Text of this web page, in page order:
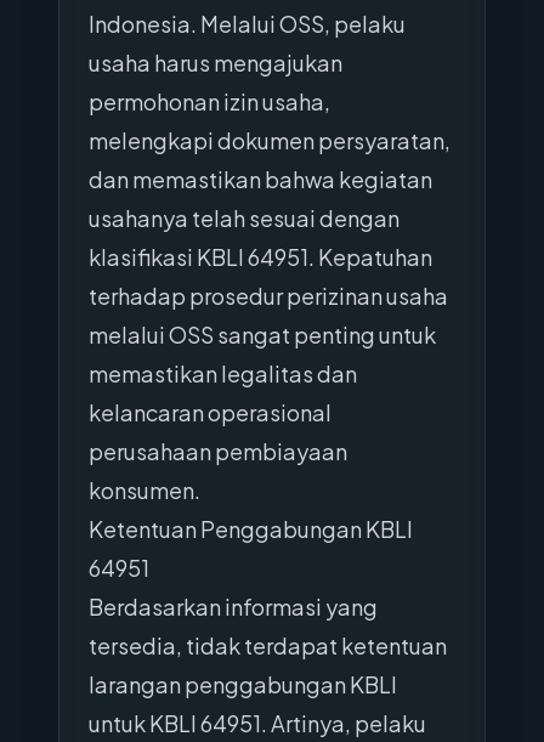
Indonesia. Melalui OSS, pelaku
usaha harus mengajukan
permohonan izin usaha,
melengkapi dokumen persyaratan,
dan memastikan bahwa kegiatan
usahanya telah sesuai dengan
klasifikasi KBLI 64951. Kepatuhan
terhadap prosedur perizinan usaha
melalui OSS sangat penting untuk
memastikan legalitas dan
kelancaran operasional
perusahaan pembiayaan
konsumen.
Ketentuan Penggabungan KBLI
64951
Berdasarkan informasi yang
tersedia, tidak terdapat ketentuan
larangan penggabungan KBLI
untuk KBLI 64951. Artinya, pelaku